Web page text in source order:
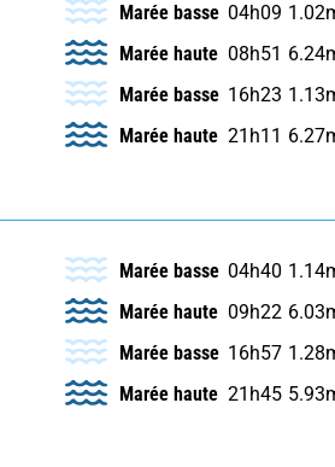
Marée basse 04h09
Marée haute 08h51
Marée basse 16h23
Marée haute 21h11
Marée basse 04h40
Marée haute 09h22
Marée basse 16h57
Marée haute 21h45